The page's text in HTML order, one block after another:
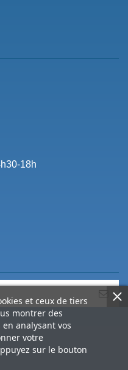
18h
et ceux de tiers
montrer des
analysant vos
votre
sur le bouton